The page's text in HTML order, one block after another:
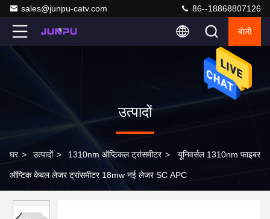
sales@junpu-catv.com 86--18868807126
बोली
उत्पादों
घर > उत्पादों > 1310nm ऑप्टिकल ट्रांसमीटर > यूनिवर्सल 1310nm फाइबर
ऑप्टिक केबल लेजर ट्रांसमीटर 18mw नई लेजर SC APC